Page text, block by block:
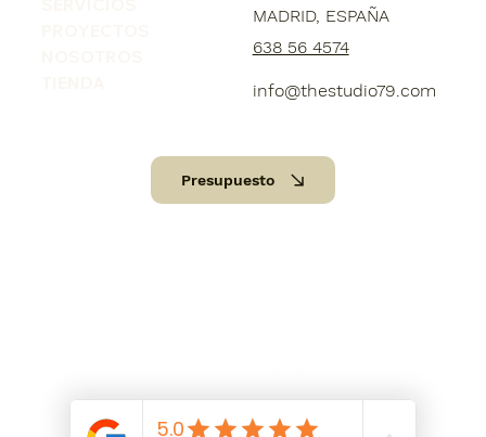
MADRID, ESPAÑA
638 56 4574
info@thestudio79.com
Presupuesto